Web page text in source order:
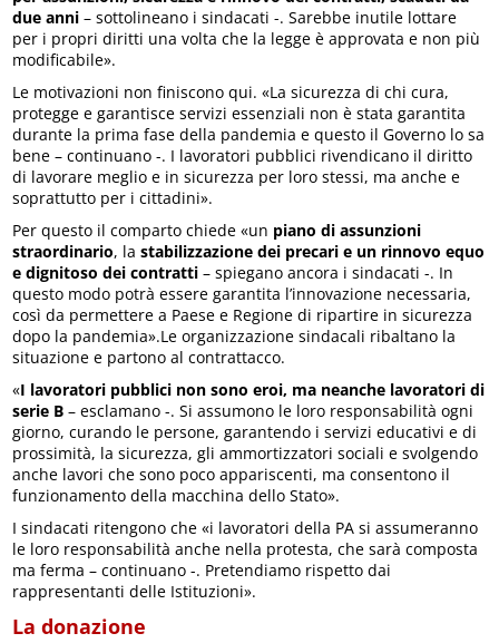
due anni – sottolineano i sindacati -. Sarebbe inutile lottare
per i propri diritti una volta che la legge è approvata e non più
modificabile».
Le motivazioni non finiscono qui. «La sicurezza di chi cura,
protegge e garantisce servizi essenziali non è stata garantita
durante la prima fase della pandemia e questo il Governo lo sa
bene – continuano -. I lavoratori pubblici rivendicano il diritto
di lavorare meglio e in sicurezza per loro stessi, ma anche e
soprattutto per i cittadini».
Per questo il comparto chiede «un piano di assunzioni
straordinario, lastabilizzazione dei precari e un rinnovo equo
e dignitoso dei contratti – spiegano ancora i sindacati -. In
questo modo potrà essere garantita l’innovazione necessaria,
così da permettere a Paese e Regione di ripartire in sicurezza
dopo la pandemia».Le organizzazione sindacali ribaltano la
situazione e partono al contrattacco.
«I lavoratori pubblici non sono eroi, ma neanche lavoratori di
serie B – esclamano -. Si assumono le loro responsabilità ogni
giorno, curando le persone, garantendo i servizi educativi e di
prossimità, la sicurezza, gli ammortizzatori sociali e svolgendo
anche lavori che sono poco appariscenti, ma consentono il
funzionamento della macchina dello Stato».
I sindacati ritengono che «i lavoratori della PA si assumeranno
le loro responsabilità anche nella protesta, che sarà composta
ma ferma – continuano -. Pretendiamo rispetto dai
rappresentanti delle Istituzioni».
La donazione